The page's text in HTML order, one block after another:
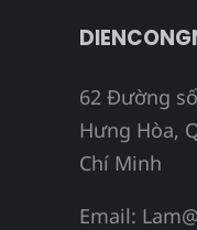
62 Đường
Hưng Hòa,
Chí Minh
Email: